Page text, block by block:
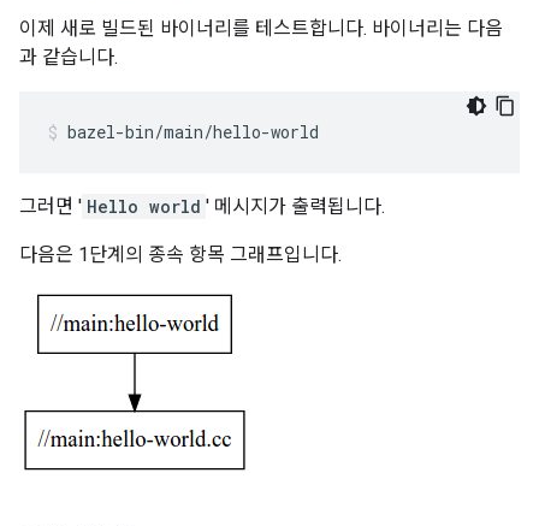
이제 새로 빌드된 바이너리를 테스트합니다. 바이너리는 다음
과 같습니다.
bazel-bin/main/hello-world
그러면 ' Hello world ' 메시지가 출력됩니다.
다음은 1단계의 종속 항목 그래프입니다.